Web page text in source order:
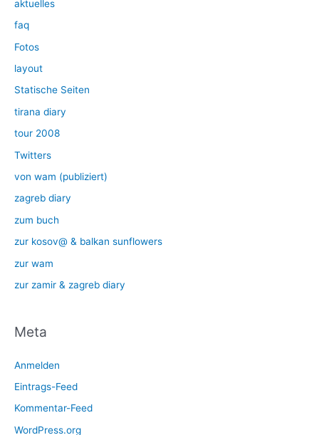
aktuelles
faq
Fotos
layout
Statische Seiten
tirana diary
tour 2008
Twitters
von wam (publiziert)
zagreb diary
zum buch
zur kosov@ & balkan sunflowers
zur wam
zur zamir & zagreb diary
Meta
Anmelden
Eintrags-Feed
Kommentar-Feed
WordPress.org